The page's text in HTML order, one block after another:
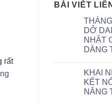
rất
BÀI VIẾT
DỞ
NHẬT
DÀNG
KHAI
KẾT
NÂNG